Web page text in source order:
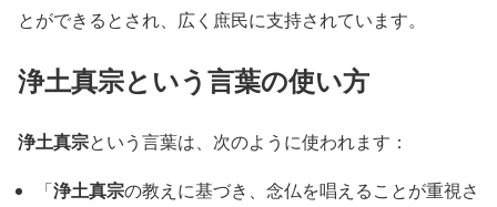
とができるとされ、広く庶民に支持されています。
浄土真宗という言葉の使い方
浄土真宗という言葉は、次のように使われます：
「浄土真宗の教えに基づき、念仏を唱えることが重視さ